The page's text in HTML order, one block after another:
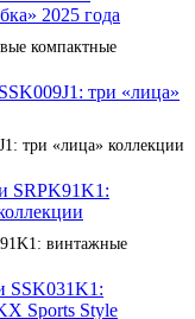
компактные
три «лица» коллекции
винтажные